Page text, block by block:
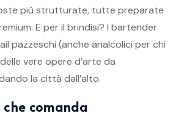
più strutturate, tutte preparate
E per il brindisi? I bartender
pazzeschi (anche analcolici per chi
vere opere d’arte da
la città dall’alto.
che comanda